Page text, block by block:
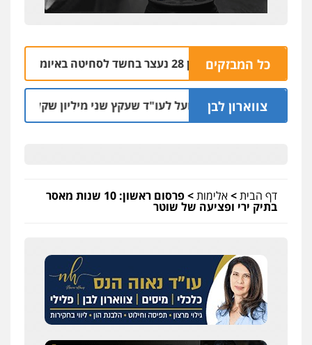
כל המבזקים
נצרת: בן 28 נעצר בחשד לסחיטה באיומים מטלפון שאינו שלו
צווארון לבן
מאסר בפועל לעו"ד שעקץ שני מיליון שקל על דירה השייכת
דף הבית>אלימות> פרסום ראשון: 10 שנות מאסר
בתיק ירי ופציעה של שוטר